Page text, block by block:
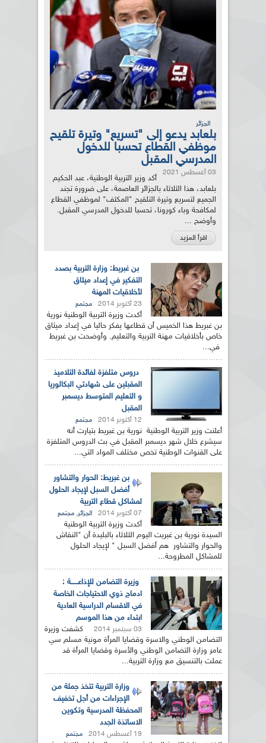
الجزائر
بلعابد يدعو إلى "تسريع" وتيرة تلقيح
موظفي القطاع تحسبا للدخول
المدرسي المقبل
03 أغسطس 2021
أكد وزير التربية الوطنية، عبد الحكيم
بلعابد، هذا الثلاثاء بالجزائر العاصمة، على ضرورة تجند
الجميع لتسريع وتيرة التلقيح "المكثف" لموظفي القطاع
لمكافحة وباء كورونا، تحسبا للدخول المدرسي المقبل.
وأوضح ...
اقرأ المزيد
بن غبريط: وزارة التربية بصدد
التفكير في إعداد ميثاق
لأخلاقيات المهنة
23 أكتوبر 2014 مجتمع
أكدت وزيرة التربية الوطنية نورية
بن غبريط هذا الخميس أن قطاعها يفكر حاليا في إعداد ميثاق
خاص بأخلاقيات مهنة التربية والتعليم. وأوضحت بن غبريط
في...
دروس متلفزة لفائدة التلاميذ
المقبلين على شهادتي البكالوريا
و التعليم المتوسط ديسمبر
المقبل
12 أكتوبر 2014 مجتمع
أعلنت وزير التربية الوطنية نورية بن غبريط بتيارت أنه
سيشرع خلال شهر ديسمبر المقبل في بث الدروس المتلفزة
على القنوات الوطنية تخص مختلف المواد التي...
بن غبريط: الحوار والتشاور
أفضل السبل لإيجاد الحلول
لمشاكل قطاع التربية
07 أكتوبر 2014 الجزائر, مجتمع
أكدت وزيرة التربية الوطنية
السيدة نورية بن غبريت اليوم الثلاثاء بالبليدة أن "النقاش
والحوار والتشاور هم أفضل السبل " لإيجاد الحلول
للمشاكل المطروحة...
وزيرة التضامن للإذاعــــــة :
ادماج ذوي الاحتياجات الخاصة
في الاقسام الدراسية العادية
ابتداء من هذا الموسم
03 سبتمبر 2014
كشفت وزيرة
التضامن الوطني والاسرة وقضايا المرأة مونية مسلم سي
عامر وزارة التضامن الوطني والأسرة وقضايا المرأة قد
عملت بالتنسيق مع وزارة التربية...
وزارة التربية تتخذ جملة من
الإجراءات من أجل تخفيف
المحفظة المدرسية وتكوين
الاساتذة الجدد
19 أغسطس 2014 مجتمع